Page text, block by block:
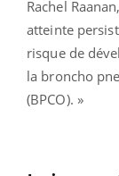
Rachel
atteinte
risque de
la broncho
(BPCO). »